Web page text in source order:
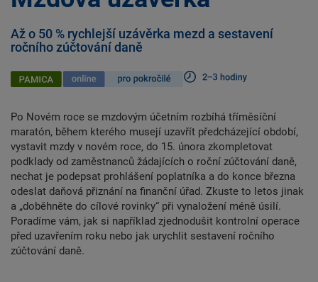
Až o 50 % rychlejší uzávěrka mezd a sestavení
ročního zúčtování daně
Po Novém roce se mzdovým účetním rozbíhá tříměsíční
maratón, během kterého musejí uzavřít předcházející období,
vystavit mzdy v novém roce, do 15. února zkompletovat
podklady od zaměstnanců žádajících o roční zúčtování daně,
nechat je podepsat prohlášení poplatníka a do konce března
odeslat daňová přiznání na finanční úřad. Zkuste to letos jinak
a „doběhněte do cílové rovinky“ při vynaložení méně úsilí.
Poradíme vám, jak si například zjednodušit kontrolní operace
před uzavřením roku nebo jak urychlit sestavení ročního
zúčtování daně.